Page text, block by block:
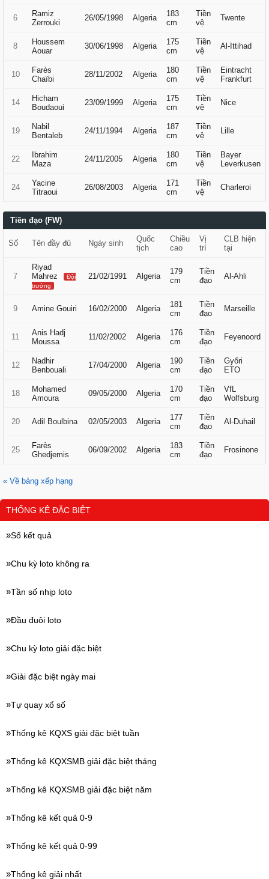
6
Ramiz
Zerrouki
26/05/1998 Algeria
183
cm
Tiền
vệ
Twente
8
Houssem
Aouar
30/06/1998 Algeria
175
cm
Tiền
vệ
Al-Ittihad
10
Farès
Chaïbi
28/11/2002 Algeria
180
cm
Tiền
vệ
Eintracht
Frankfurt
14
Hicham
Boudaoui
23/09/1999 Algeria
175
cm
Tiền
vệ
Nice
19
Nabil
Bentaleb
24/11/1994 Algeria
187
cm
Tiền
vệ
Lille
22
Ibrahim
Maza
24/11/2005 Algeria
180
cm
Tiền
vệ
Bayer
Leverkusen
24
Yacine
Titraoui
26/08/2003 Algeria
171
cm
Tiền
vệ
Charleroi
Tiền đạo (FW)
Số Tên đầy đủ Ngày sinh
Quốc
tịch
Chiều
cao
Vị
trí
CLB hiện
tại
7
Riyad
Mahrez
Đội
trưởng
21/02/1991 Algeria
179
cm
Tiền
đạo
Al-Ahli
9 Amine Gouiri 16/02/2000 Algeria
181
cm
Tiền
đạo
Marseille
11
Anis Hadj
Moussa
11/02/2002 Algeria
176
cm
Tiền
đạo
Feyenoord
12
Nadhir
Benbouali
17/04/2000 Algeria
190
cm
Tiền
đạo
Győri
ETO
18
Mohamed
Amoura
09/05/2000 Algeria
170
cm
Tiền
đạo
VfL
Wolfsburg
20 Adil Boulbina 02/05/2003 Algeria
177
cm
Tiền
đạo
Al-Duhail
25
Farès
Ghedjemis
06/09/2002 Algeria
183
cm
Tiền
đạo
Frosinone
« Về bảng xếp hạng
THỐNG KÊ ĐẶC BIỆT
Sổ kết quả
Chu kỳ loto không ra
Tần số nhịp loto
Đầu đuôi loto
Chu kỳ loto giải đặc biệt
Giải đặc biệt ngày mai
Tự quay xổ số
Thống kê KQXS giải đặc biệt tuần
Thống kê KQXSMB giải đặc biệt tháng
Thống kê KQXSMB giải đặc biệt năm
Thống kê kết quả 0-9
Thống kê kết quả 0-99
Thống kê giải nhất